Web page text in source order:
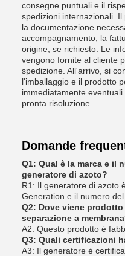
consegne puntuali e il
spedizioni internazionali.
la documentazione
accompagnamento, la
origine, se richiesto. Le
vengono fornite al cliente
spedizione. All'arrivo, si
l'imballaggio e il prodotto
immediatamente
pronta risoluzione.
Domande
Q1: Qual è la marca e il
generatore di azoto?
R1: Il generatore di azoto
Generation e il numero del
Q2: Dove viene
separazione a
A2: Questo prodotto è
Q3: Quali certificazioni
A3: Il generatore è